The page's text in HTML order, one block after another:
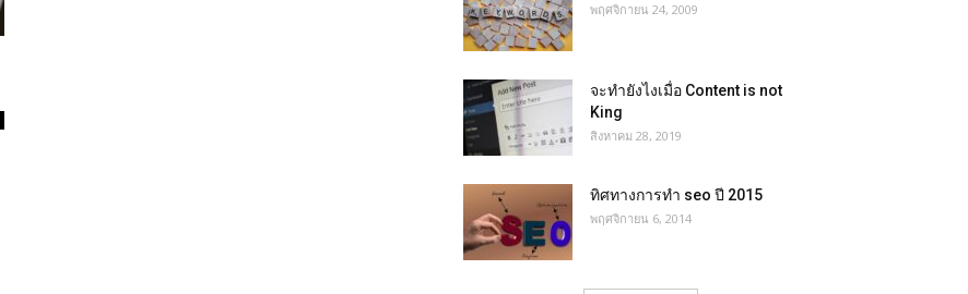
พฤศจิกายน 24, 2009
จะทำยังไงเมื่อ Content is not
King
สิงหาคม 28, 2019
ทิศทางการทำ seo ปี 2015
พฤศจิกายน 6, 2014